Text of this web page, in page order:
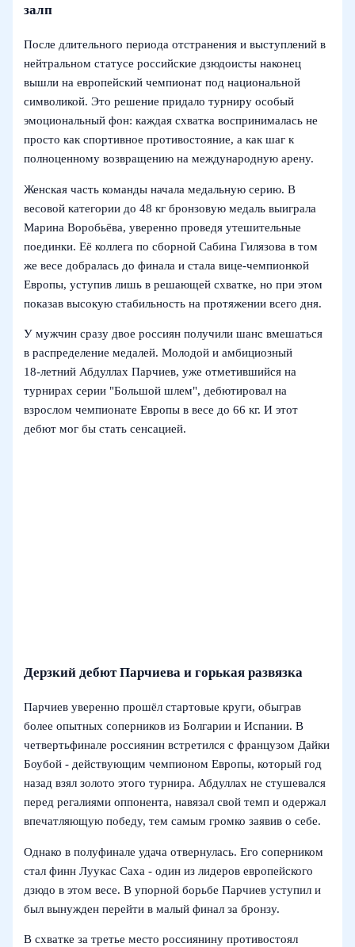
залп
После длительного периода отстранения и выступлений в
нейтральном статусе российские дзюдоисты наконец
вышли на европейский чемпионат под национальной
символикой. Это решение придало турниру особый
эмоциональный фон: каждая схватка воспринималась не
просто как спортивное противостояние, а как шаг к
полноценному возвращению на международную арену.
Женская часть команды начала медальную серию. В
весовой категории до 48 кг бронзовую медаль выиграла
Марина Воробьёва, уверенно проведя утешительные
поединки. Её коллега по сборной Сабина Гилязова в том
же весе добралась до финала и стала вице-чемпионкой
Европы, уступив лишь в решающей схватке, но при этом
показав высокую стабильность на протяжении всего дня.
У мужчин сразу двое россиян получили шанс вмешаться
в распределение медалей. Молодой и амбициозный
18‑летний Абдуллах Парчиев, уже отметившийся на
турнирах серии "Большой шлем", дебютировал на
взрослом чемпионате Европы в весе до 66 кг. И этот
дебют мог бы стать сенсацией.
Дерзкий дебют Парчиева и горькая развязка
Парчиев уверенно прошёл стартовые круги, обыграв
более опытных соперников из Болгарии и Испании. В
четвертьфинале россиянин встретился с французом Дайки
Боубой - действующим чемпионом Европы, который год
назад взял золото этого турнира. Абдуллах не стушевался
перед регалиями оппонента, навязал свой темп и одержал
впечатляющую победу, тем самым громко заявив о себе.
Однако в полуфинале удача отвернулась. Его соперником
стал финн Луукас Саха - один из лидеров европейского
дзюдо в этом весе. В упорной борьбе Парчиев уступил и
был вынужден перейти в малый финал за бронзу.
В схватке за третье место россиянину противостоял